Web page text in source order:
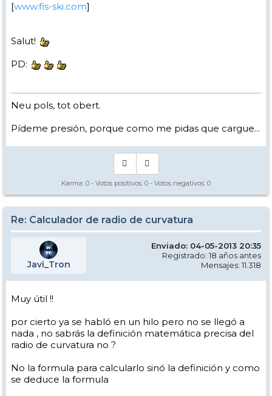
[www.fis-ski.com]
Salut!
PD:
Neu pols, tot obert.
Pídeme presión, porque como me pidas que cargue...
Karma: 0 - Votos positivos: 0 - Votos negativos: 0
Re: Calculador de radio de curvatura
Javi_Tron
Enviado: 04-05-2013 20:35
Registrado: 18 años antes
Mensajes: 11.318
Muy útil !!
por cierto ya se habló en un hilo pero no se llegó a
nada , no sabrás la definición matemática precisa del
radio de curvatura no ?
No la formula para calcularlo sinó la definición y como
se deduce la formula